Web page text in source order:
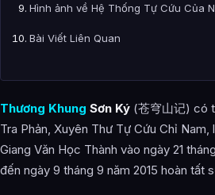
Hình ảnh về Hệ Thống Tự Cứu Của
Bài Viết Liên Quan
Thông tin về Thương Khung Sơn
Thương Khung Sơn Ký (苍穹山记) có
Tra Phản, Xuyên Thư Tự Cứu Chỉ
Giang Văn Học Thành vào ngày 21
đến ngày 9 tháng 9 năm 2015 hoàn tất